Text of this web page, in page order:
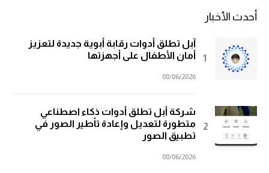
أحدث الأخبار
آبل تطلق أدوات رقابة أبوية جديدة لتعزيز
أمان الأطفال على أجهزتها
08/06/2026
شركة أبل تطلق أدوات ذكاء اصطناعي
متطورة لتعديل وإعادة تأطير الصور في
تطبيق الصور
08/06/2026